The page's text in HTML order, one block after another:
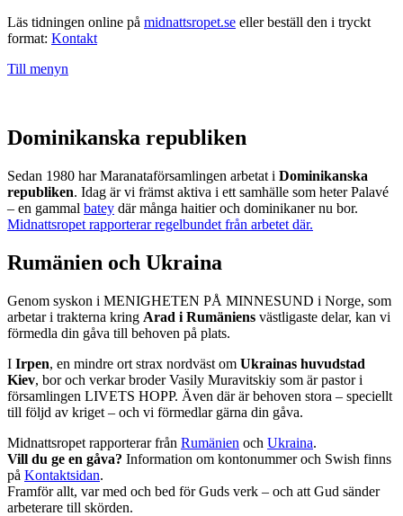
Läs tidningen online på midnattsropet.se eller beställ den i tryckt
format: Kontakt
Till menyn
Dominikanska republiken
Sedan 1980 har Maranataförsamlingen arbetat i Dominikanska
republiken. Idag är vi främst aktiva i ett samhälle som heter Palavé
– en gammal batey där många haitier och dominikaner nu bor.
Midnattsropet rapporterar regelbundet från arbetet där.
Rumänien och Ukraina
Genom syskon i MENIGHETEN PÅ MINNESUND i Norge, som
arbetar i trakterna kring Arad i Rumäniens västligaste delar, kan vi
förmedla din gåva till behoven på plats.
I Irpen, en mindre ort strax nordväst om Ukrainas huvudstad
Kiev, bor och verkar broder Vasily Muravitskiy som är pastor i
församlingen LIVETS HOPP. Även där är behoven stora – speciellt
till följd av kriget – och vi förmedlar gärna din gåva.
Midnattsropet rapporterar från Rumänien och Ukraina.
Vill du ge en gåva? Information om kontonummer och Swish finns
på Kontaktsidan.
Framför allt, var med och bed för Guds verk – och att Gud sänder
arbeterare till skörden.